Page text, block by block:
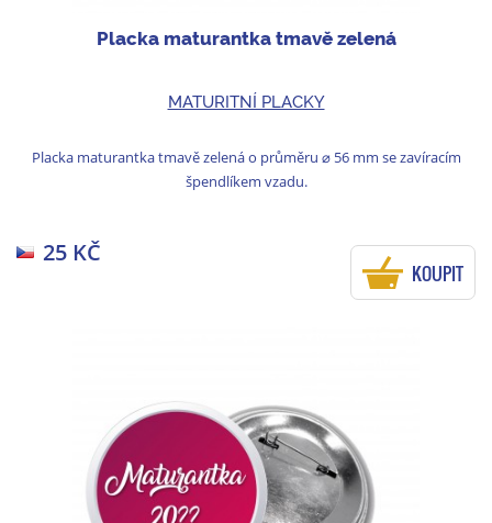
Placka maturantka tmavě zelená
MATURITNÍ PLACKY
Placka maturantka tmavě zelená o průměru ⌀ 56 mm se zavíracím
špendlíkem vzadu.
25 KČ
KOUPIT